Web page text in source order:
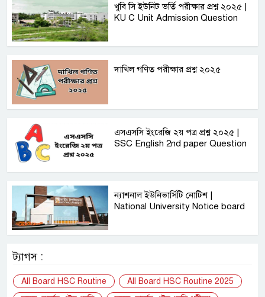
খুবি সি ইউনিট ভর্তি পরীক্ষার প্রশ্ন ২০২৫ |
KU C Unit Admission Question
দাখিল গণিত পরীক্ষার প্রশ্ন ২০২৫
এসএসসি ইংরেজি ২য় পত্র প্রশ্ন ২০২৫ |
SSC English‌ 2nd paper Question
ন্যাশনাল ইউনিভার্সিটি নোটিশ |
National University Notice board
ট্যাগস :
All Board HSC Routine
All Board HSC Routine 2025